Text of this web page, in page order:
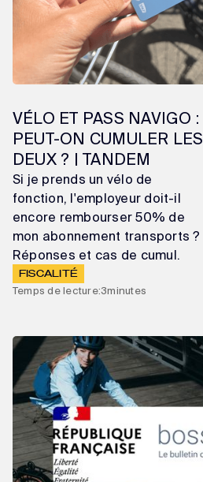
VÉLO ET PASS NAVIGO :
PEUT-ON CUMULER LES
DEUX ? | TANDEM
Si je prends un vélo de
fonction, l'employeur doit-il
encore rembourser 50% de
mon abonnement transports ?
Réponses et cas de cumul.
FISCALITÉ
Temps de lecture:3minutes